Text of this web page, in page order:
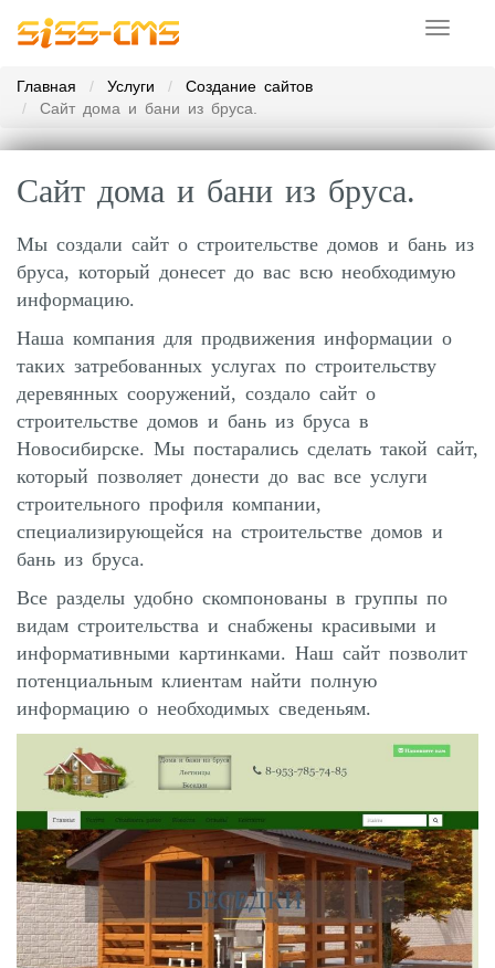
Toggle
Главная
Услуги
Создание сайтов
Сайт дома и бани из бруса.
Сайт дома и бани из бруса.
Мы создали сайт о строительстве домов и бань из
бруса, который донесет до вас всю необходимую
информацию.
Наша компания для продвижения информации о
таких затребованных услугах по строительству
деревянных сооружений, создало сайт о
строительстве домов и бань из бруса в
Новосибирске. Мы постарались сделать такой сайт,
который позволяет донести до вас все услуги
строительного профиля компании,
специализирующейся на строительстве домов и
бань из бруса.
Все разделы удобно скомпонованы в группы по
видам строительства и снабжены красивыми и
информативными картинками. Наш сайт позволит
потенциальным клиентам найти полную
информацию о необходимых сведеньям.